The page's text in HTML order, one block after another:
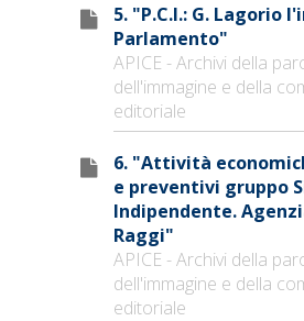
5. "P.C.I.: G. Lagorio
Parlamento"
APICE - Archivi della
dell'immagine e della
editoriale
6. "Attività
e preventivi gruppo
Indipendente.
Raggi"
APICE - Archivi della
dell'immagine e della
editoriale